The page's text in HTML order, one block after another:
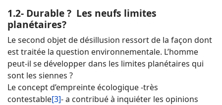
1.2- Durable ? Les neufs limites
planétaires?
Le second objet de désillusion ressort de la façon dont
est traitée la question environnementale. L’homme
peut-il se développer dans les limites planétaires qui
sont les siennes ?
Le concept d’empreinte écologique -très
contestable[3]- a contribué à inquiéter les opinions